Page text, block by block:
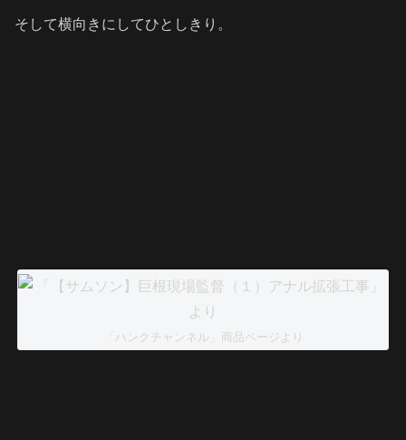
そして横向きにしてひとしきり。
「ハンクチャンネル」商品ページより